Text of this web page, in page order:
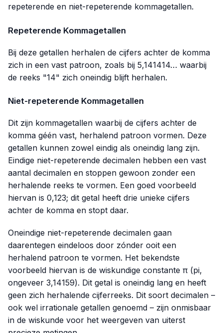
repeterende en niet-repeterende kommagetallen.
Repeterende Kommagetallen
Bij deze getallen herhalen de cijfers achter de komma
zich in een vast patroon, zoals bij 5,141414… waarbij
de reeks "14" zich oneindig blijft herhalen.
Niet-repeterende Kommagetallen
Dit zijn kommagetallen waarbij de cijfers achter de
komma géén vast, herhalend patroon vormen. Deze
getallen kunnen zowel eindig als oneindig lang zijn.
Eindige niet-repeterende decimalen hebben een vast
aantal decimalen en stoppen gewoon zonder een
herhalende reeks te vormen. Een goed voorbeeld
hiervan is 0,123; dit getal heeft drie unieke cijfers
achter de komma en stopt daar.
Oneindige niet-repeterende decimalen gaan
daarentegen eindeloos door zónder ooit een
herhalend patroon te vormen. Het bekendste
voorbeeld hiervan is de wiskundige constante π (pi,
ongeveer 3,14159). Dit getal is oneindig lang en heeft
geen zich herhalende cijferreeks. Dit soort decimalen –
ook wel irrationale getallen genoemd – zijn onmisbaar
in de wiskunde voor het weergeven van uiterst